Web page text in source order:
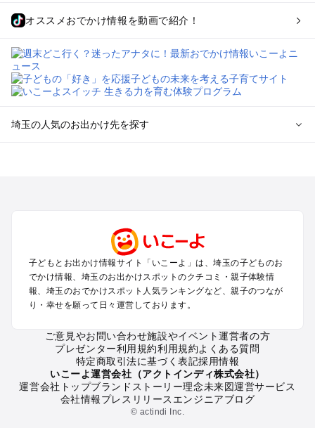
オススメおでかけ情報を動画で紹介！
埼玉の人気のお出かけ先を探す
秩父・長瀞のプールお出かけ
川口・戸田・和光・朝霞のプールお出かけ
飯能・坂戸・東松山・日高のプールお出かけ
久喜・行田・加須・羽生のプールお出かけ
熊谷・太田・足利・古河のプールお出かけ
埼玉の定番お出かけスポット
埼玉の遊園地
埼玉の動物園
埼玉のバーベキュー
子どもとお出かけ情報サイト「いこーよ」は、埼玉の子どものお
でかけ情報、埼玉のお出かけスポットのクチコミ・親子体験情
報、埼玉のおでかけスポット人気ランキングなど、親子のつなが
り・幸せを願って日々運営しております。
ご意見やお問い合わせ施設やイベント運営者の方
プレゼンター利用規約利用規約よくある質問
特定商取引法に基づく表記採用情報
いこーよ運営会社（アクトインディ株式会社）
運営会社トップブランドストーリー理念未来図運営サービス
会社情報プレスリリース エンジニアブログ
© actindi Inc.